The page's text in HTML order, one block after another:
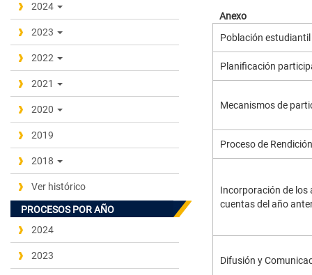
2024
2023
2022
2021
2020
2019
2018
Ver histórico
PROCESOS POR AÑO
2024
2023
Anexo
Población
Planificación
Mecanismos de
Proceso de
Incorporación de los
cuentas del año
Difusión y